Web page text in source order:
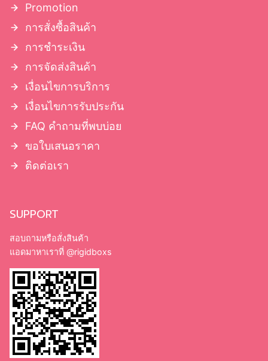
Promotion
การสั่งซื้อสินค้า
การชำระเงิน
การจัดส่งสินค้า
เงื่อนไขการบริการ
เงื่อนไขการรับประกัน
FAQ คำถามที่พบบ่อย
ขอใบเสนอราคา
ติดต่อเรา
SUPPORT
สอบถามหรือสั่งสินค้า
แอดมาหาเราที่ @rigidboxs